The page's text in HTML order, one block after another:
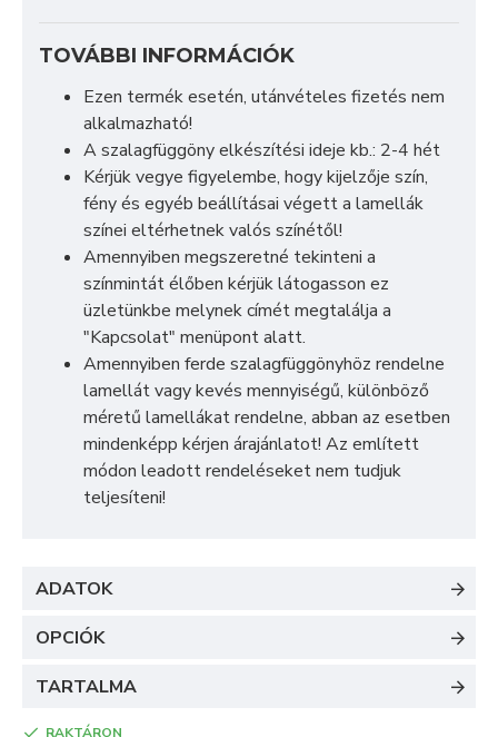
TOVÁBBI INFORMÁCIÓK
Ezen termék esetén, utánvételes fizetés nem
alkalmazható!
A szalagfüggöny elkészítési ideje kb.: 2-4 hét
Kérjük vegye figyelembe, hogy kijelzője szín,
fény és egyéb beállításai végett a lamellák
színei eltérhetnek valós színétől!
Amennyiben megszeretné tekinteni a
színmintát élőben kérjük látogasson ez
üzletünkbe melynek címét megtalálja a
"Kapcsolat" menüpont alatt.
Amennyiben ferde szalagfüggönyhöz rendelne
lamellát vagy kevés mennyiségű, különböző
méretű lamellákat rendelne, abban az esetben
mindenképp kérjen árajánlatot! Az említett
módon leadott rendeléseket nem tudjuk
teljesíteni!
ADATOK
OPCIÓK
TARTALMA
RAKTÁRON